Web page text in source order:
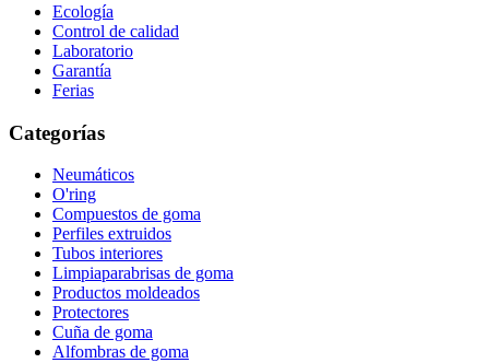
Ecología
Control de calidad
Laboratorio
Garantía
Ferias
Categorías
Neumáticos
O'ring
Compuestos de goma
Perfiles extruidos
Tubos interiores
Limpiaparabrisas de goma
Productos moldeados
Protectores
Cuña de goma
Alfombras de goma